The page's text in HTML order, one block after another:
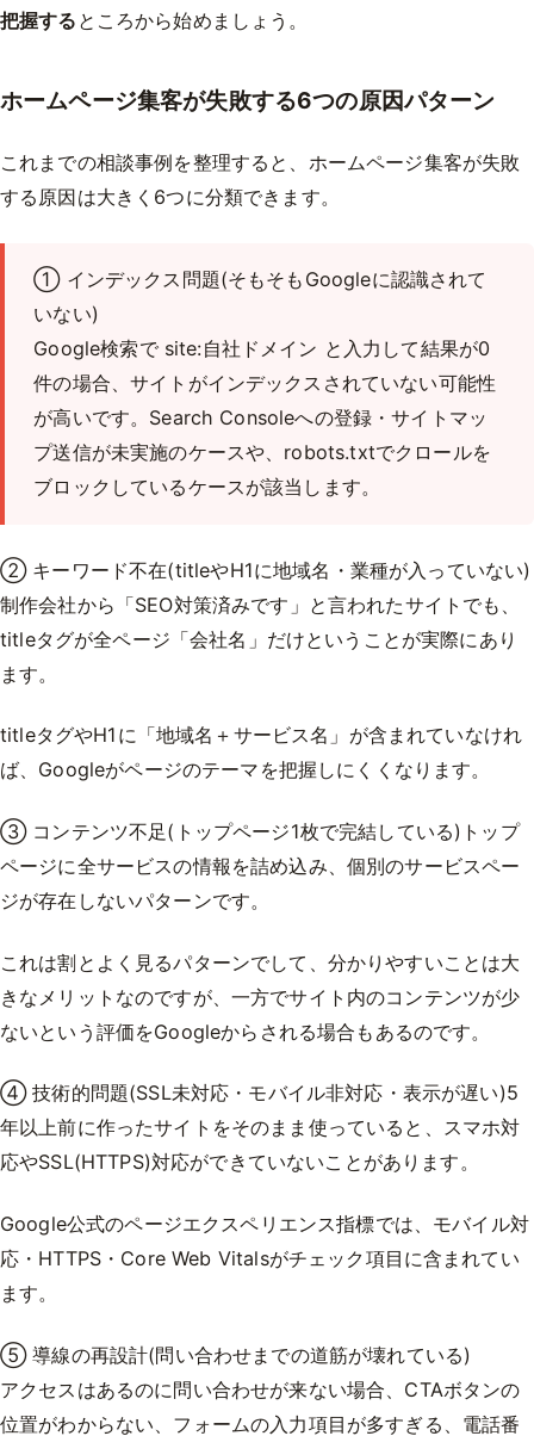
把握する ところから始めましょう。
ホームページ集客が失敗する6つの原因パターン
これまでの相談事例を整理すると、ホームページ集客が失敗
する原因は大きく 6つに分類できます。
① インデックス問題(そもそもGoogleに認識されて
いない)
Google検索で site:自社ドメイン と入力して結果が0
件の場合、サイトがインデックスされていない可能性
が高いです。Search Consoleへの登録・サイトマッ
プ送信が未実施のケースや、robots.txtでクロールを
ブロックしているケースが該当します。
② キーワード不在(titleやH1に地域名・業種が入っていない)
制作会社から「SEO対策済みです」と言われたサイトでも、
titleタグが全ページ「会社名」だけということが実際にあり
ます。
titleタグやH1に「地域名＋サービス名」が含まれていなけれ
ば、Googleがページのテーマを把握しにくくなります。
③ コンテンツ不足(トップページ1枚で完結している)トップ
ページに全サービスの情報を詰め込み、個別のサービスペー
ジが存在しないパターンです。
これは割とよく見るパターンでして、分かりやすいことは大
きなメリットなのですが、一方でサイト内のコンテンツが少
ないという評価をGoogleからされる場合もあるのです。
④ 技術的問題(SSL未対応・モバイル非対応・表示が遅い)5
年以上前に作ったサイトをそのまま使っていると、スマホ対
応やSSL(HTTPS)対応ができていないことがあります。
Google公式のページエクスペリエンス指標では、モバイル対
応・HTTPS・Core Web Vitalsがチェック項目に含まれてい
ます。
⑤ 導線の再設計(問い合わせまでの道筋が壊れている)
アクセスはあるのに問い合わせが来ない場合、CTAボタンの
位置がわからない、フォームの入力項目が多すぎる、電話番